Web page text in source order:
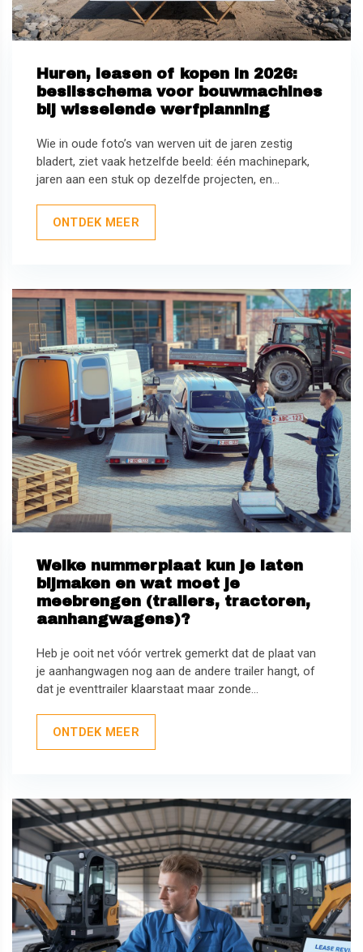
Huren, leasen of kopen in 2026:
beslisschema voor bouwmachines
bij wisselende werfplanning
Wie in oude foto’s van werven uit de jaren zestig
bladert, ziet vaak hetzelfde beeld: één machinepark,
jaren aan een stuk op dezelfde projecten, en...
ONTDEK MEER
Welke nummerplaat kun je laten
bijmaken en wat moet je
meebrengen (trailers, tractoren,
aanhangwagens)?
Heb je ooit net vóór vertrek gemerkt dat de plaat van
je aanhangwagen nog aan de andere trailer hangt, of
dat je eventtrailer klaarstaat maar zonde...
ONTDEK MEER